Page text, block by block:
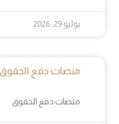
يوليو 29, 2026
منصات دفع الحقوق
منصات دفع الحقوق